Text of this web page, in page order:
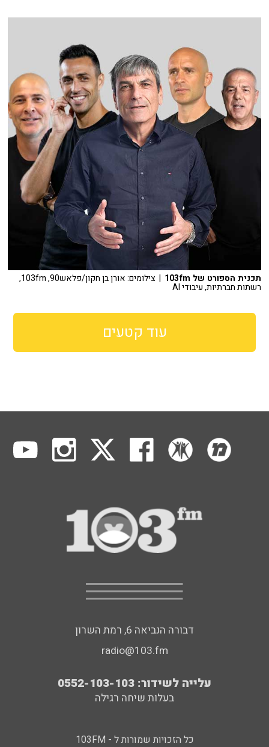
תכנית הספורט של 103fm | צילומים: אורן בן חקון/פלאש90, 103fm,
רשתות חברתיות, עיבודי AI
עוד קטעים
דבורה הנביאה 6, רמת השרון
radio@103.fm
עלייה לשידור: 0552-103-103
בעלות שיחה רגילה
כל הזכויות שמורות ל - 103FM